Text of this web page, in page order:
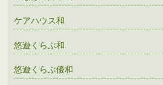
ケアハウス和
悠遊くらぶ和
悠遊くらぶ優和